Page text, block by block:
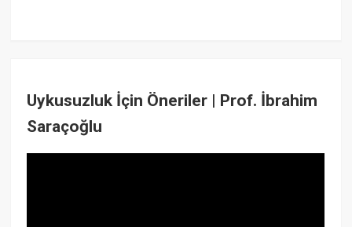
Uykusuzluk İçin Öneriler | Prof. İbrahim
Saraçoğlu